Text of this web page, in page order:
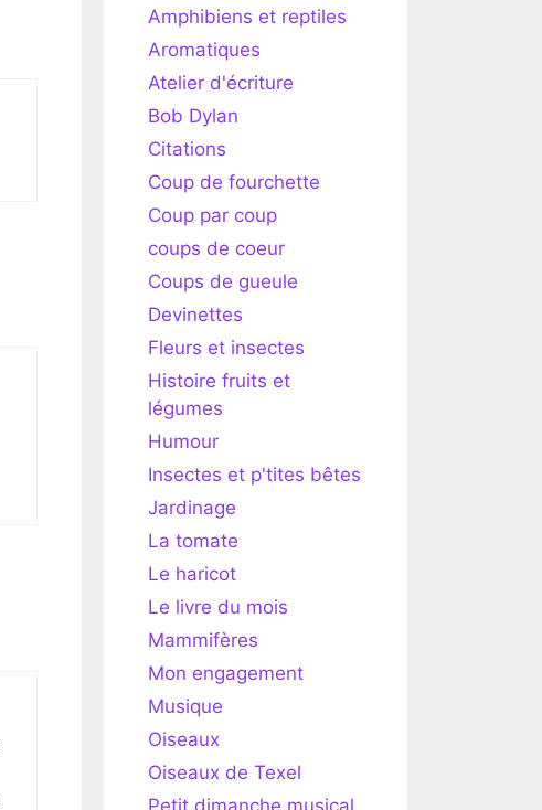
Amphibiens et reptiles
Aromatiques
Atelier d'écriture
Bob Dylan
Citations
Coup de fourchette
Coup par coup
coups de coeur
Coups de gueule
Devinettes
Fleurs et insectes
Histoire fruits et
légumes
Humour
Insectes et p'tites bêtes
Jardinage
La tomate
Le haricot
Le livre du mois
Mammifères
Mon engagement
Musique
Oiseaux
Oiseaux de Texel
Petit dimanche musical